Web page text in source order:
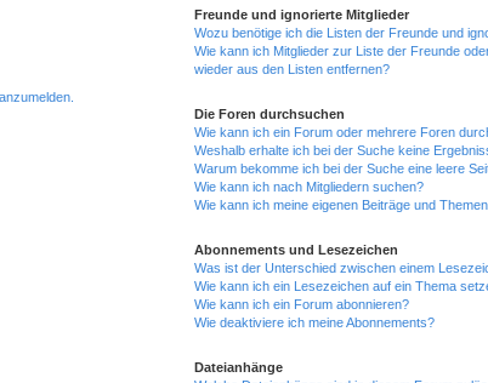
Freunde und ignorierte Mitglieder
Wozu benötige ich die Listen der Freunde und
Wie kann ich Mitglieder zur Liste der Freunde
wieder aus den Listen entfernen?
Die Foren durchsuchen
Wie kann ich ein Forum oder mehrere Foren
Weshalb erhalte ich bei der Suche keine
Warum bekomme ich bei der Suche eine leere
Wie kann ich nach Mitgliedern suchen?
Wie kann ich meine eigenen Beiträge und
Abonnements und Lesezeichen
Was ist der Unterschied zwischen einem
Wie kann ich ein Lesezeichen auf ein Thema
Wie kann ich ein Forum abonnieren?
Wie deaktiviere ich meine Abonnements?
Dateianhänge